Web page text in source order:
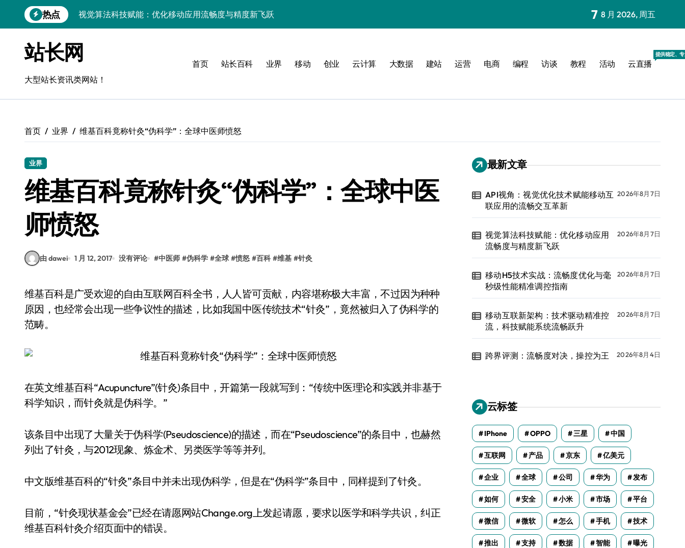
到
热点
视觉算法科技赋能：优化移动应用流畅度与精度新飞跃
移动互联新架构：技术驱动精准控流，科技赋能系统流畅跃升
跨界评测：流畅度对决，操控为王
深度评测：交互优化赋能移动端流畅体验
移动互联产品流畅度深度评测：优化体验新标准
API视角：视觉优化技术赋能移动互联应用的流畅交互革新
7 8 月 2026, 周五
站长网
大型站长资讯类网站！
首页 站长百科 业界 移动 创业 云计算 大数据 建站 运营 电商 编程 访谈 教程 活动 云直播
提供稳定、
首页 业界 维基百科竟称针灸“伪科学”：全球中医师愤怒
业界
维基百科竟称针灸“伪科学”：全球中医
师愤怒
由 dawei 1 月 12, 2017 没有评论 #中医师 #伪科学 #全球 #愤怒 #百科 #维基 #针灸
维基百科是广受欢迎的自由互联网百科全书，人人皆可贡献，内容堪称极大丰富，不过因为种种
原因，也经常会出现一些争议性的描述，比如我国中医传统技术“针灸”，竟然被归入了伪科学的
范畴。
在英文维基百科“Acupuncture”(针灸)条目中，开篇第一段就写到：“传统中医理论和实践并非基于
科学知识，而针灸就是伪科学。”
该条目中出现了大量关于伪科学(Pseudoscience)的描述，而在“Pseudoscience”的条目中，也赫然
列出了针灸，与2012现象、炼金术、另类医学等等并列。
中文版维基百科的“针灸”条目中并未出现伪科学，但是在“伪科学”条目中，同样提到了针灸。
目前，“针灸现状基金会”已经在请愿网站Change.org上发起请愿，要求以医学和科学共识，纠正
维基百科针灸介绍页面中的错误。
最新文章
API视角：视觉优化技术赋能移动互
联应用的流畅交互革新
2026年8月7日
视觉算法科技赋能：优化移动应用
流畅度与精度新飞跃
2026年8月7日
移动H5技术实战：流畅度优化与毫
秒级性能精准调控指南
2026年8月7日
移动互联新架构：技术驱动精准控
流，科技赋能系统流畅跃升
2026年8月7日
跨界评测：流畅度对决，操控为王 2026年8月4日
云标签
IPhone OPPO 三星 中国
互联网 产品 京东 亿美元
企业 全球 公司 华为 发布
如何 安全 小米 市场 平台
微信 微软 怎么 手机 技术
推出 支持 数据 智能 曝光